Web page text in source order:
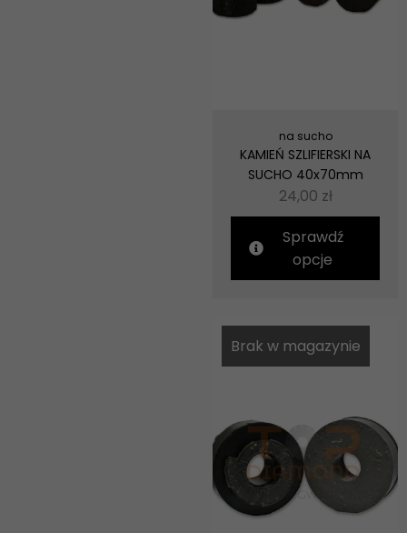
na sucho
KAMIEŃ SZLIFIERSKI NA
SUCHO 40x70mm
24,00 zł
Sprawdź
opcje
Brak w magazynie